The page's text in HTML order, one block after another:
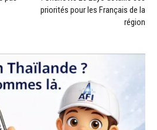
priorités pour les Français de la
région